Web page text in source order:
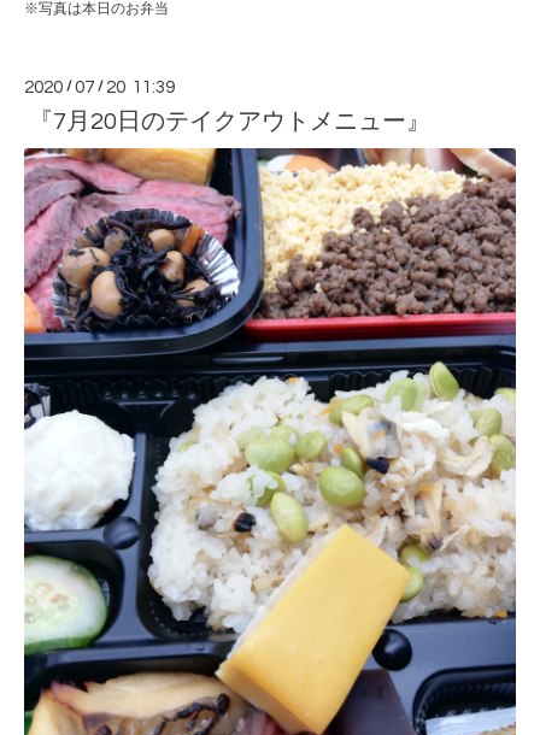
※写真は本日のお弁当
2020 /07 / 20 11:39
『7月20日のテイクアウトメニュー』